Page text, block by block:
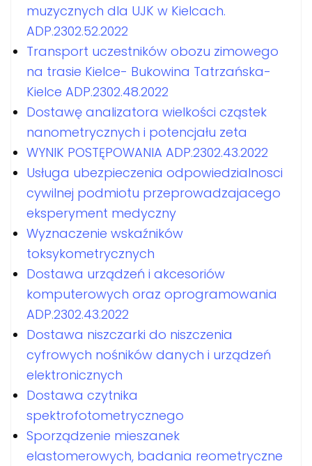
muzycznych dla UJK w Kielcach.
ADP.2302.52.2022
Transport uczestników obozu zimowego
na trasie Kielce- Bukowina Tatrzańska-
Kielce ADP.2302.48.2022
Dostawę analizatora wielkości cząstek
nanometrycznych i potencjału zeta
WYNIK POSTĘPOWANIA ADP.2302.43.2022
Usługa ubezpieczenia odpowiedzialnosci
cywilnej podmiotu przeprowadzajacego
eksperyment medyczny
Wyznaczenie wskaźników
toksykometrycznych
Dostawa urządzeń i akcesoriów
komputerowych oraz oprogramowania
ADP.2302.43.2022
Dostawa niszczarki do niszczenia
cyfrowych nośników danych i urządzeń
elektronicznych
Dostawa czytnika
spektrofotometrycznego
Sporządzenie mieszanek
elastomerowych, badania reometryczne